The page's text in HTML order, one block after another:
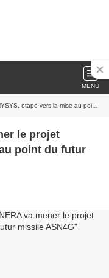
MENU
la mise au point du futur missile ASN4G
le projet
point du futur